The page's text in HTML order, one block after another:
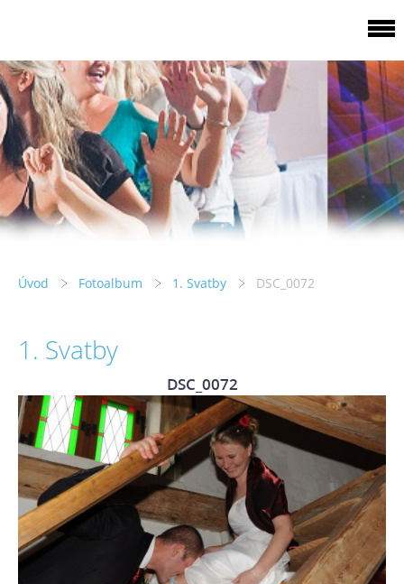
Úvod Fotoalbum 1. Svatby DSC_0072
1. Svatby
DSC_0072